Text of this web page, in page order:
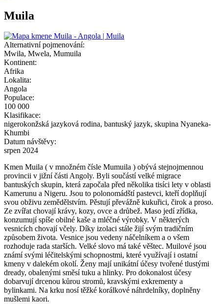
Muila
Alternativní pojmenování:
Mwila, Mwela, Mumuila
Kontinent:
Afrika
Lokalita:
Angola
Populace:
100 000
Klasifikace:
nigerokonžská jazyková rodina, bantuský jazyk, skupina Nyaneka-
Khumbi
Datum návštěvy:
srpen 2024
Kmen Muila ( v množném čísle Mumuila ) obývá stejnojmennou
provincii v jižní části Angoly. Byli součástí velké migrace
bantuských skupin, která započala před několika tisíci lety v oblasti
Kamerunu a Nigeru. Jsou to polonomádští pastevci, kteří doplňují
svou obživu zemědělstvím. Pěstují převážně kukuřici, čirok a proso.
Ze zvířat chovají krávy, kozy, ovce a drůbež. Maso jedí zřídka,
konzumují spíše obilné kaše a mléčné výrobky. V některých
vesnicích chovají včely. Díky izolaci stále žijí svým tradičním
způsobem života. Vesnice jsou vedeny náčelníkem a o všem
rozhoduje rada starších. Velké slovo má také věštec. Muilové jsou
známí svými léčitelskými schopnostmi, které využívají i ostatní
kmeny v dalekém okolí. Ženy mají unikátní účesy tvořené tlustými
dready, obalenými směsí tuku a hlinky. Pro dokonalost účesy
dobarvují drcenou kůrou stromů, kravskými exkrementy a
bylinkami. Na krku nosí těžké korálkové náhrdelníky, doplněny
mušlemi kaori.